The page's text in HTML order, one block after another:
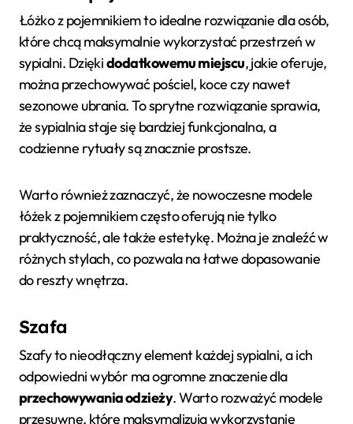
Łóżko z pojemnikiem to idealne rozwiązanie dla osób,
które chcą maksymalnie wykorzystać przestrzeń w
sypialni. Dziękidodatkowemu miejscu, jakie oferuje,
można przechowywać pościel, koce czy nawet
sezonowe ubrania. To sprytne rozwiązanie sprawia,
że sypialnia staje się bardziej funkcjonalna, a
codzienne rytuały są znacznie prostsze.
Warto również zaznaczyć, że nowoczesne modele
łóżek z pojemnikiem często oferują nie tylko
praktyczność, ale także estetykę. Można je znaleźć w
różnych stylach, co pozwala na łatwe dopasowanie
do reszty wnętrza.
Szafa
Szafy to nieodłączny element każdej sypialni, a ich
odpowiedni wybór ma ogromne znaczenie dla
przechowywania odzieży. Warto rozważyć modele
przesuwne, które maksymalizują wykorzystanie